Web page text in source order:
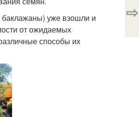
баклажаны) уже взошли и
от ожидаемых
способы их
⇨